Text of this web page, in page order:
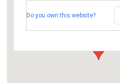
Innstr. 45a - Rosenheim
Do you own this website?